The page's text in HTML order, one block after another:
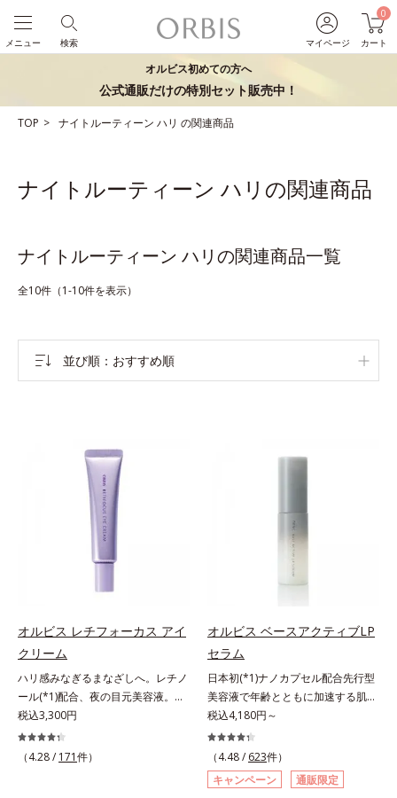
マイページ
0
カート
検索
メニュー
オルビス初めての方へ
公式通販だけの特別セット販売中！
TOP ナイトルーティーン ハリ の関連商品
ナイトルーティーン ハリの関連商品
ナイトルーティーン ハリの関連商品一覧
全10件（1-10件を表示）
並び順 おすすめ順
オルビス レチフォーカス アイ
クリーム
ハリ感みなぎるまなざしへ。レチノ
ール(*1)配合、夜の目元美容液。オ
ルビスの目元技術を結集し、ハリ感
みなぎるまなざしへ。レチノール
(*1)配合の目元美容液です。目元悩
税込3,300円
（4.28 / 171件）
オルビス ベースアクティブLP
セラム
日本初(*1)ナノカプセル配合先行型
美容液で年齢とともに加速する肌悩
み(*2)にブレーキを。スキンケアの
打ち止め感に。年齢とともに加速す
る肌悩み(*2)にブレーキをかけ、化
粧水前の土台(*3)づくりで、うるお
いに満ち満ちた内側から弾むような
税込4,180円～
（4.48 / 623件）
キャンペーン
通販限定